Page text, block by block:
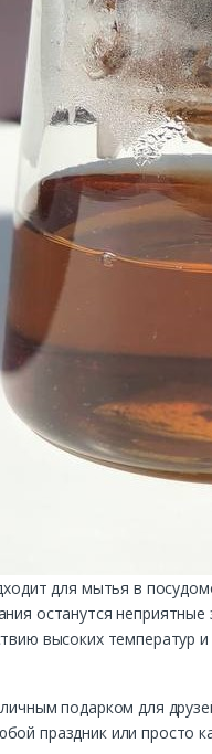
для мытья в
останутся
высоких
подарком для
праздник или просто